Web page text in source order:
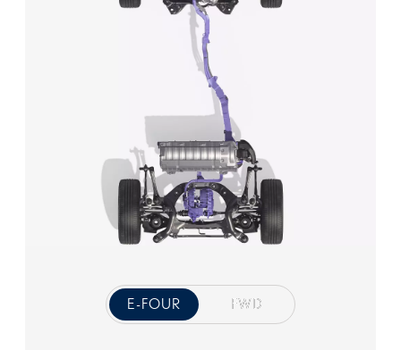
E-FOUR
E-FOUR FWD
FWD